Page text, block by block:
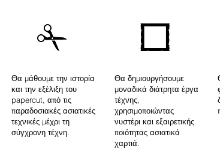
Θα μάθουμε την ιστορία
και την εξέλιξη του
papercut, από τις
παραδοσιακές ασιατικές
τεχνικές μέχρι τη
σύγχρονη τέχνη.
Θα δημιουργήσουμε
μοναδικά διάτρητα έργα
τέχνης,
χρησιμοποιώντας
νυστέρι και εξαιρετικής
ποιότητας ασιατικά
χαρτιά.